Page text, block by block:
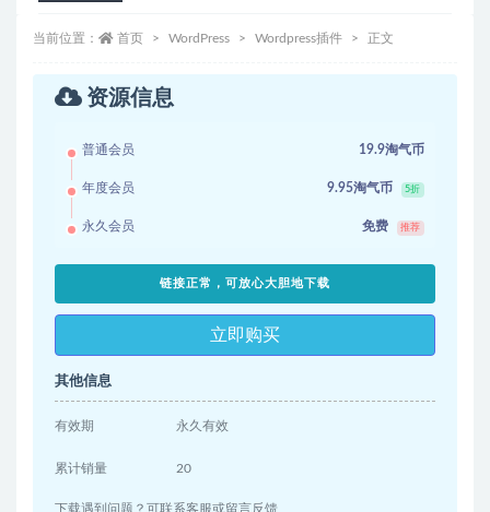
当前位置： 首页 WordPress Wordpress插件 正文
资源信息
普通会员 19.9淘气币
年度会员 9.95淘气币 5折
永久会员 免费 推荐
链接正常，可放心大胆地下载
立即购买
其他信息
有效期 永久有效
累计销量 20
下载遇到问题？可联系客服或留言反馈